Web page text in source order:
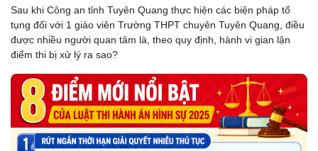
Sau khi Công an tỉnh Tuyên Quang thực hiện các biện pháp tố
tụng đối với 1 giáo viên Trường THPT chuyên Tuyên Quang, điều
được nhiều người quan tâm là, theo quy định, hành vi gian lận
điểm thi bị xử lý ra sao?